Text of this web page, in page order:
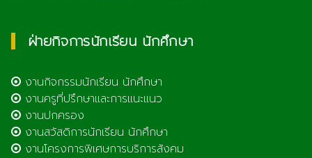
ฝ่ายกิจการนักเรียน นักศึกษา
งานกิจกรรมนักเรียน นักศึกษา
งานครูที่ปรึกษาและการแนะแนว
งานปกครอง
งานสวัสดิการนักเรียน นักศึกษา
งานโครงการพิเศษการบริการสังคม